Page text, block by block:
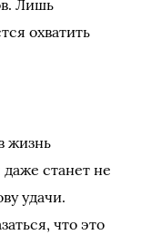
Лишь
охватить
жизнь
станет не
удачи.
что это